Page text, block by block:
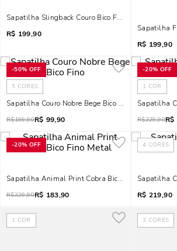
Sapatilha Slingback Couro Bico Fino Preto Liso
R$ 199,90
Sapatilha
R$ 199,90
-50% OFF
5 CORES
Sapatilha Couro Nobre Bege Bico Fino
R$199,90R$ 99,90
-20% OFF
1 COR
Sapatilha
R$229,90R$
-20% OFF
Sapatilha Animal Print Cobra Bico Fino Metal
R$229,90R$ 183,90
4 CORES
Sapatilha
R$ 219,90
1 COR 3 CORES